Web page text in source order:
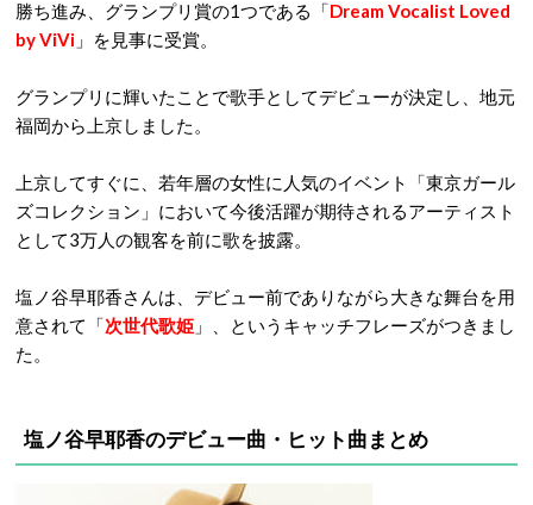
勝ち進み、グランプリ賞の1つである「Dream Vocalist Loved
by ViVi 」を見事に受賞。
グランプリに輝いたことで歌手としてデビューが決定し、地元
福岡から上京しました。
上京してすぐに、若年層の女性に人気のイベント「東京ガール
ズコレクション」において今後活躍が期待されるアーティスト
として3万人の観客を前に歌を披露。
塩ノ谷早耶香さんは、デビュー前でありながら大きな舞台を用
意されて「次世代歌姫 」、というキャッチフレーズがつきまし
た。
塩ノ谷早耶香のデビュー曲・ヒット曲まとめ